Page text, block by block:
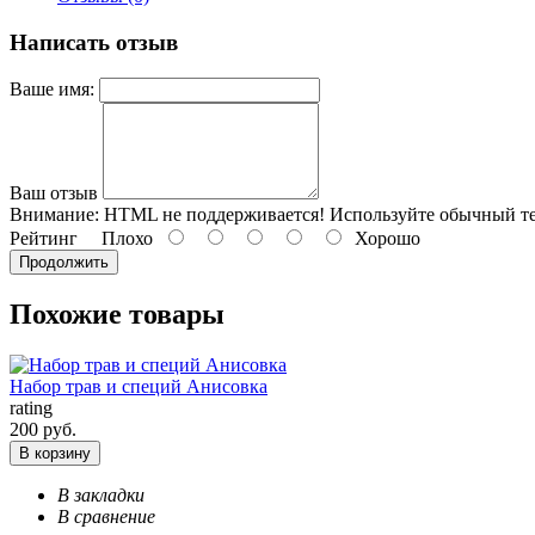
Написать отзыв
Ваше имя:
Ваш отзыв
Внимание: HTML не поддерживается! Используйте обычный
Рейтинг Плохо Хорошо
Продолжить
Похожие товары
Набор трав и специй Анисовка
rating
200 руб.
В корзину
В закладки
В сравнение